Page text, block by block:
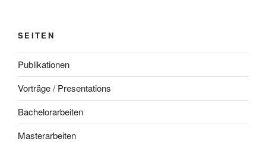
SEITEN
Publikationen
Vorträge / Presentations
Bachelorarbeiten
Masterarbeiten